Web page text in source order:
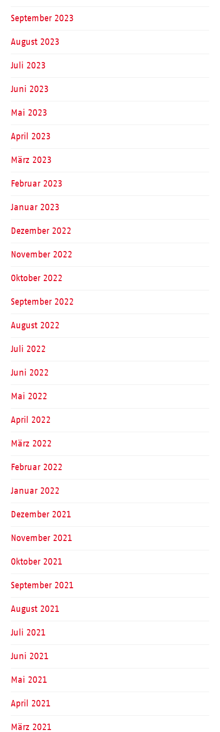
September 2023
August 2023
Juli 2023
Juni 2023
Mai 2023
April 2023
März 2023
Februar 2023
Januar 2023
Dezember 2022
November 2022
Oktober 2022
September 2022
August 2022
Juli 2022
Juni 2022
Mai 2022
April 2022
März 2022
Februar 2022
Januar 2022
Dezember 2021
November 2021
Oktober 2021
September 2021
August 2021
Juli 2021
Juni 2021
Mai 2021
April 2021
März 2021